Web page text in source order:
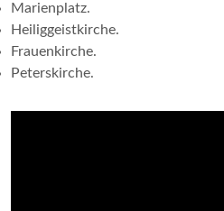
Marienplatz.
Heiliggeistkirche.
Frauenkirche.
Peterskirche.